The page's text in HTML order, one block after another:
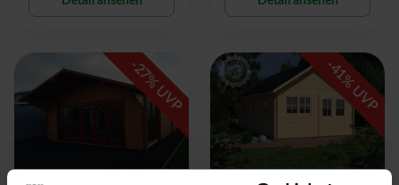
-
27
% UVP
-
41
% UVP